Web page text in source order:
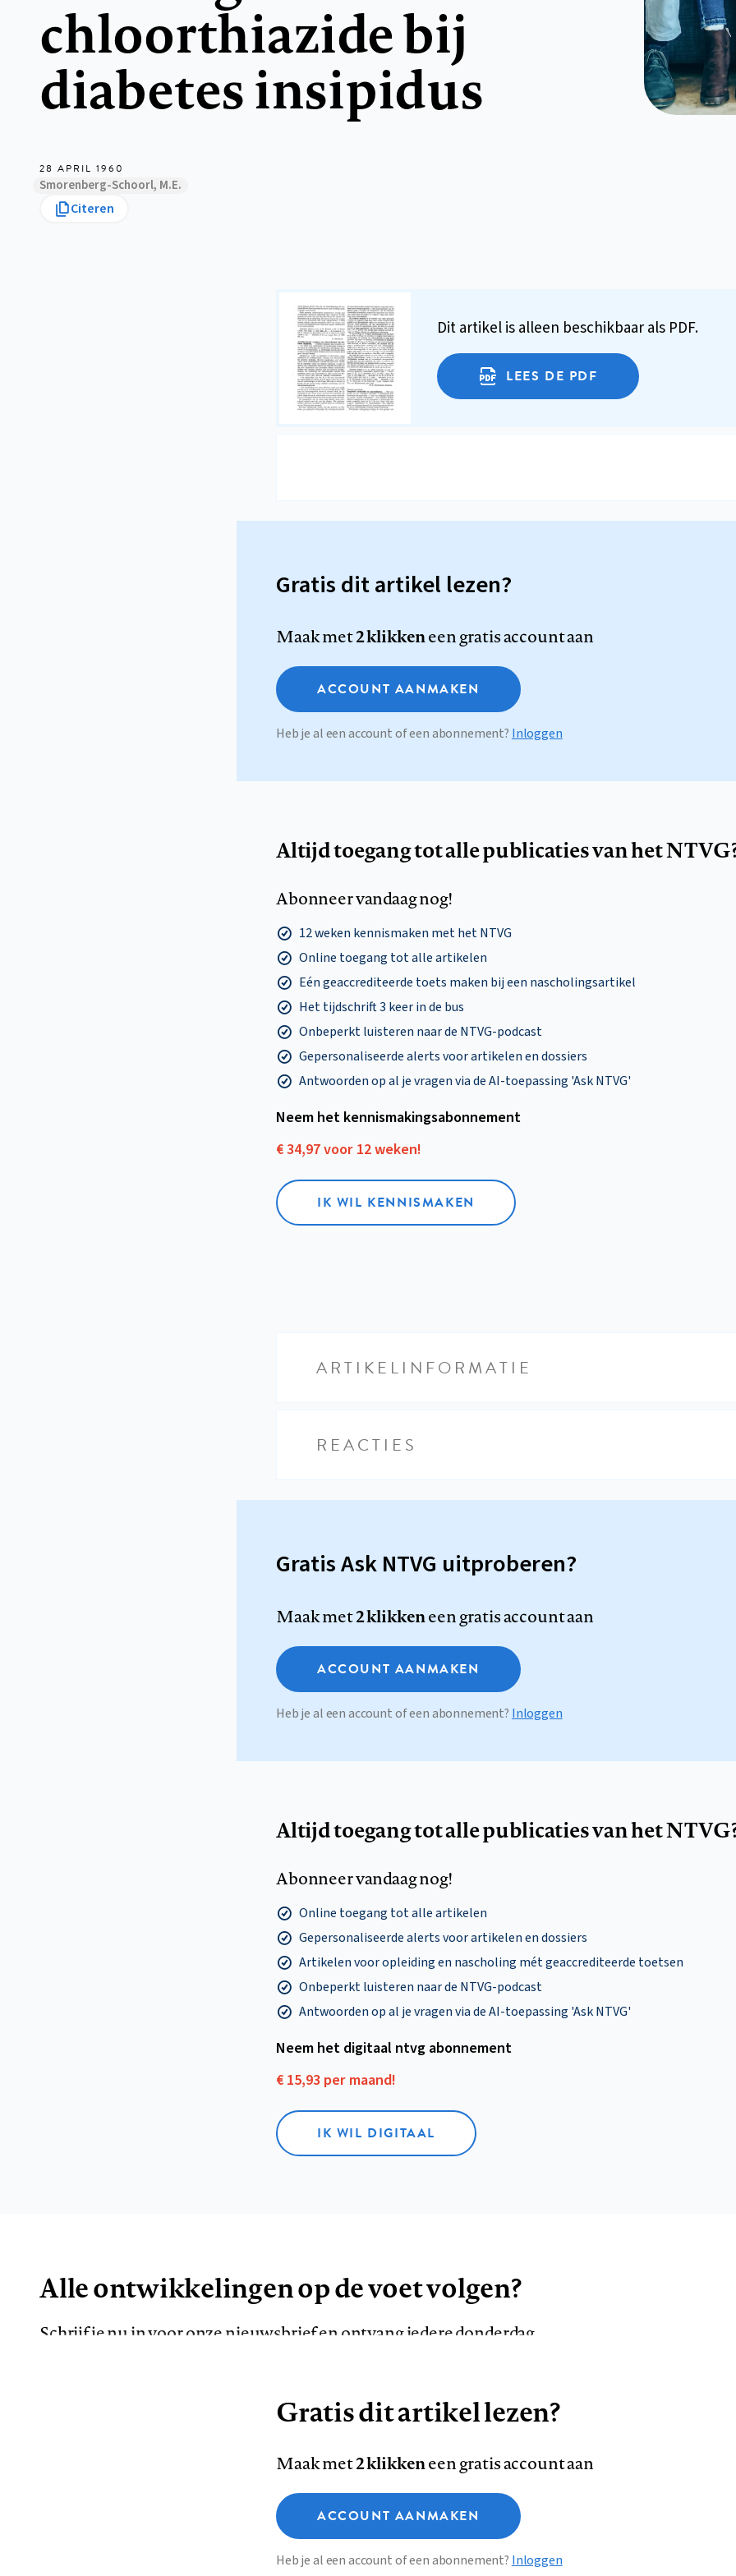
chloorthiazide bij
diabetes insipidus
28 APRIL 1960
Smorenberg-Schoorl, M.E.
Citeren
Dit artikel is alleen beschikbaar als PDF.
LEES DE PDF
Gratis dit artikel lezen?
Maak met2 klikkeneen gratis account aan
ACCOUNT AANMAKEN
Heb je al een account of een abonnement? Inloggen
Altijd toegang tot alle publicaties van het
Abonneer vandaag nog!
12 weken kennismaken met het NTVG
Online toegang tot alle artikelen
Eén geaccrediteerde toets maken bij een nascholingsartikel
Het tijdschrift 3 keer in de bus
Onbeperkt luisteren naar de NTVG-podcast
Gepersonaliseerde alerts voor artikelen en dossiers
Antwoorden op al je vragen via de AI-toepassing 'Ask NTVG'
Neem het kennismakings­abonnement
€ 34,97 voor 12 weken!
IK WIL KENNISMAKEN
ARTIKELINFORMATIE
REACTIES
Gratis Ask NTVG uitproberen?
Maak met2 klikkeneen gratis account aan
ACCOUNT AANMAKEN
Heb je al een account of een abonnement? Inloggen
Altijd toegang tot alle publicaties van het
Abonneer vandaag nog!
Online toegang tot alle artikelen
Gepersonaliseerde alerts voor artikelen en dossiers
Artikelen voor opleiding en nascholing mét geaccrediteerde toetsen
Onbeperkt luisteren naar de NTVG-podcast
Antwoorden op al je vragen via de AI-toepassing 'Ask NTVG'
Neem het digitaal ntvg abonnement
€ 15,93 per maand!
IK WIL DIGITAAL
Alle ontwikkelingen op de voet volgen?
Schrijf je nu in voor onze nieuwsbrief en ontvang iedere donderdag
AANMELDEN
Colofon Disclaimer Privacy About us
Gratis dit artikel lezen?
Maak met2 klikkeneen gratis account aan
ACCOUNT AANMAKEN
Heb je al een account of een abonnement? Inloggen
Deze site gebruikt cookies
Functionele cookies
Analytische cookies